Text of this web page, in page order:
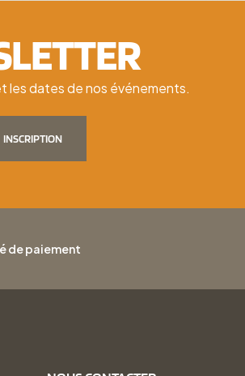
les dates de nos événements.
INSCRIPTION
de paiement